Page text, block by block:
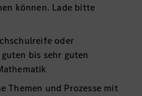
können. Lade bitte
oder
bis sehr guten
und Prozesse mit